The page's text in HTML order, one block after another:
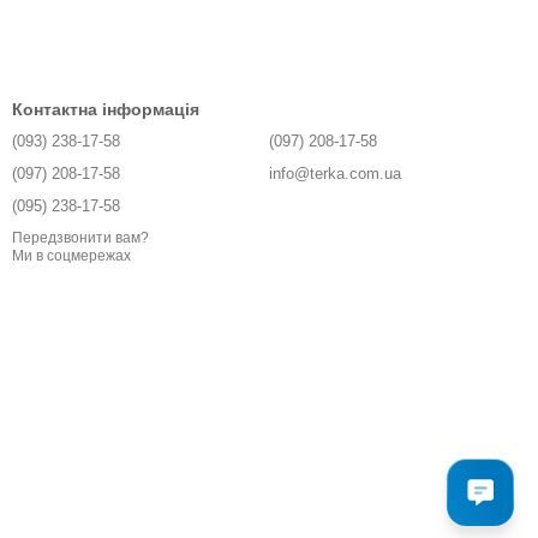
Контактна інформація
(093) 238-17-58
(097) 208-17-58
(095) 238-17-58
Передзвонити вам?
(097) 208-17-58
info@terka.com.ua
Ми в соцмережах